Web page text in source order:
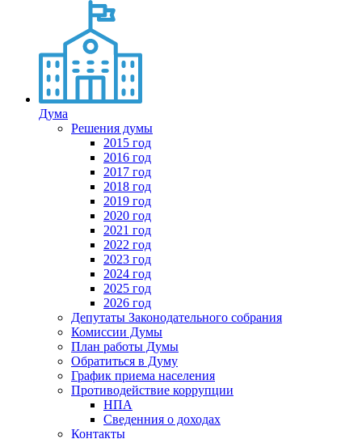
Дума
Решения думы
2015 год
2016 год
2017 год
2018 год
2019 год
2020 год
2021 год
2022 год
2023 год
2024 год
2025 год
2026 год
Депутаты Законодательного собрания
Комиссии Думы
План работы Думы
Обратиться в Думу
График приема населения
Противодействие коррупции
НПА
Сведенния о доходах
Контакты